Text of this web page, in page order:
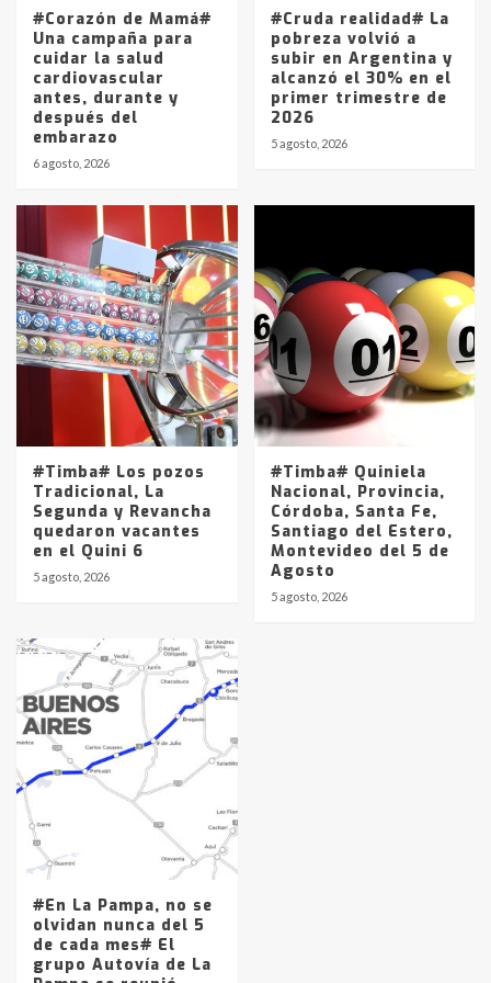
#Corazón de Mamá#
Una campaña para
cuidar la salud
cardiovascular
antes, durante y
después del
embarazo
6 agosto, 2026
#Cruda realidad# La
pobreza volvió a
subir en Argentina y
alcanzó el 30% en el
primer trimestre de
2026
5 agosto, 2026
#Timba# Los pozos
Tradicional, La
Segunda y Revancha
quedaron vacantes
en el Quini 6
5 agosto, 2026
#Timba# Quiniela
Nacional, Provincia,
Córdoba, Santa Fe,
Santiago del Estero,
Montevideo del 5 de
Agosto
5 agosto, 2026
#En La Pampa, no se
olvidan nunca del 5
de cada mes# El
grupo Autovía de La